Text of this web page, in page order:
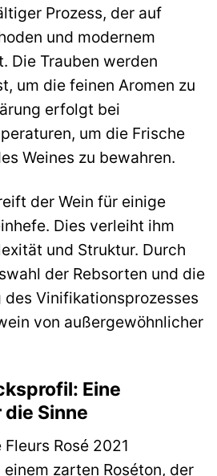
Prozess, der auf
und modernem
Die Trauben werden
um die feinen Aromen zu
erfolgt bei
um die Frische
Weines zu bewahren.
der Wein für einige
Dies verleiht ihm
und Struktur. Durch
der Rebsorten und die
des Vinifikationsprozesses
von außergewöhnlicher
Eine
Sinne
Rosé 2021
zarten Roséton, der